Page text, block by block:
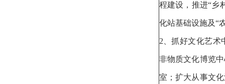
程建设，推进“乡
化站基础设施及“
2、抓好文化艺术
非物质文化博览
室；扩大从事文